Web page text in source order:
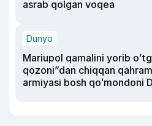
asrab qolgan voqea
Dunyo
Mariupol qamalini yorib
qozoni”dan chiqqan
armiyasi bosh qoʻmondoni